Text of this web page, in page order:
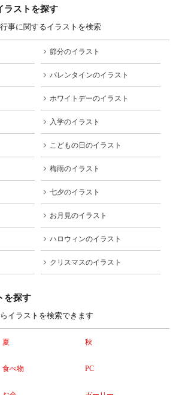
ラストを探す
事に関するイラストを検索
節分のイラスト
バレンタインのイラスト
ホワイトデーのイラスト
入学のイラスト
こどもの日のイラスト
梅雨のイラスト
七夕のイラスト
お月見のイラスト
ハロウィンのイラスト
クリスマスのイラスト
を探す
イラストを検索できます
夏 秋
食べ物 PC